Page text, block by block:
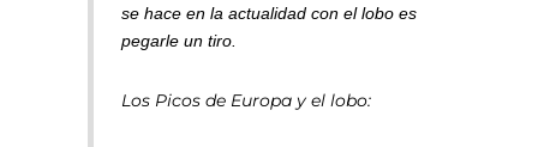
se hace en la actualidad con el lobo es
pegarle un tiro.
Los Picos de Europa y el lobo: